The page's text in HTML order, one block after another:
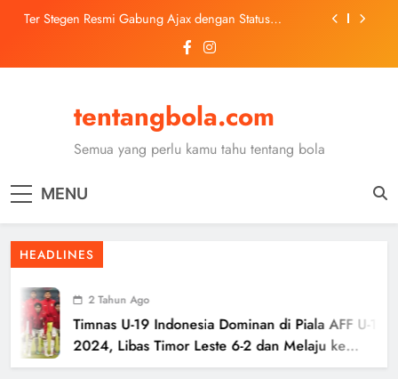
SkipTer Stegen Resmi Gabung Ajax dengan Status
Trabzonspor Mulai Negosiasi Mohamed Salah, Tes
Medis Dijadwalkan 5 Agustus
2026, Siap Tatap Putaran Provinsi
Kerolin Resmi Gabung Barcelona, Transfer
Dilaporkan Pecahkan Rekor Penjualan WSL
Pinjaman dari Barcelona
Trabzonspor Mulai Negosiasi Mohamed Salah, Tes
Medis Dijadwalkan 5 Agustus
Malang United U-13 Juara Piala Soeratin Kota Malang
2026, Siap Tatap Putaran Provinsi
tentangbola.com
Semua yang perlu kamu tahu tentang bola
MENU
HEADLINES
2 Tahun Ago
Timnas U-19 Indonesia Dominan di Piala AFF U-19
2024, Libas Timor Leste 6-2 dan Melaju ke
Semifinal